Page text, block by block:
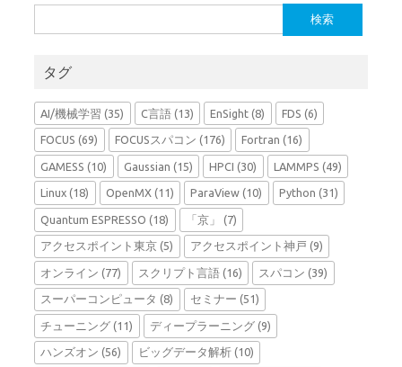
索:
タグ
AI/機械学習 (35) C言語(13) EnSight (8) FDS (6)
FOCUS (69) FOCUSスパコン (176) Fortran (16)
GAMESS (10) Gaussian (15) HPCI (30) LAMMPS (49)
Linux (18) OpenMX(11) ParaView (10) Python (31)
Quantum ESPRESSO (18) 「京」 (7)
アクセスポイント東京 (5) アクセスポイント神戸 (9)
オンライン (77) スクリプト言語(16) スパコン (39)
スーパーコンピュータ (8) セミナー (51)
チューニング (11) ディープラーニング(9)
ハンズオン (56) ビッグデータ解析(10)